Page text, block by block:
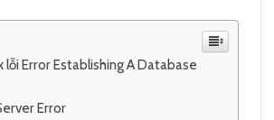
lỗi Error Establishing A Database
Error